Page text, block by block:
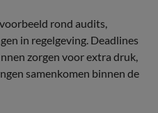
rond audits,
in regelgeving. Deadlines
zorgen voor extra druk,
samenkomen binnen de